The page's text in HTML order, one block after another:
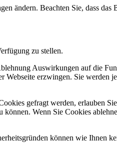
ändern. Beachten Sie, dass
zu stellen.
Auswirkungen auf die
erzwingen. Sie werden
gefragt werden, erlauben
Wenn Sie Cookies
können wie Ihnen